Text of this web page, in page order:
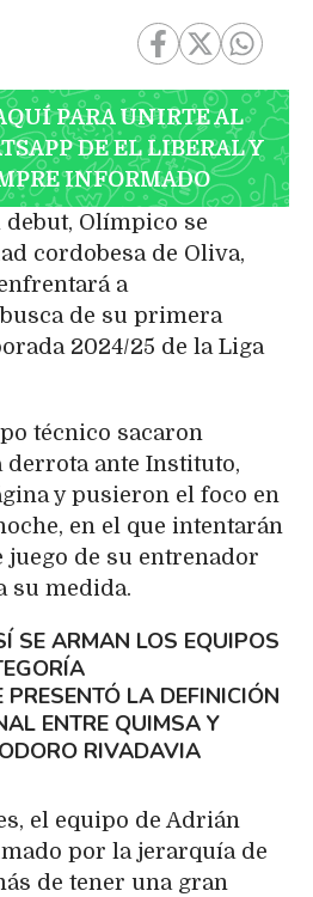
PARA UNIRTE AL
DE EL LIBERAL Y
INFORMADO
Olímpico se
cordobesa de Oliva,
a
de su primera
2024/25 de la Liga
técnico sacaron
derrota ante Instituto,
y pusieron el foco en
en el que intentarán
juego de su entrenador
su medida.
SE ARMAN LOS EQUIPOS
PRESENTÓ LA DEFINICIÓN
ENTRE QUIMSA Y
RIVADAVIA
el equipo de Adrián
por la jerarquía de
de tener una gran